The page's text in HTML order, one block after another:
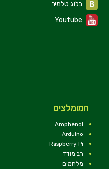
Youtube
המומלצים
Amphenol
Arduino
Raspberry Pi
רב מודד
מלחמים